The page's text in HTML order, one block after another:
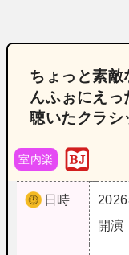
ちょっと素敵
んふぉにえ
聴いたクラシ
室内楽
日時
開演